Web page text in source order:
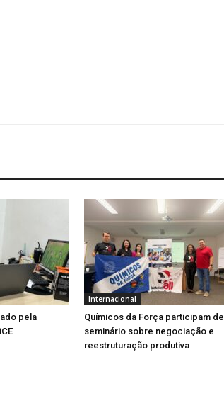
pela
Internacional
Químicos da Força participam de
seminário sobre negociação e
reestruturação produtiva